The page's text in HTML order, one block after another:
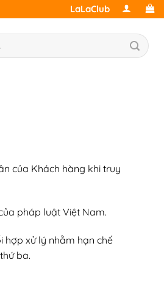
LaLaClub
của Khách hàng khi truy
pháp luật Việt Nam.
hợp xử lý nhằm hạn chế
ba.